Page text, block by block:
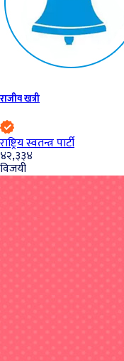
राजीव खत्री
राष्ट्रिय स्वतन्त्र पार्टी
४२,३३४
विजयी